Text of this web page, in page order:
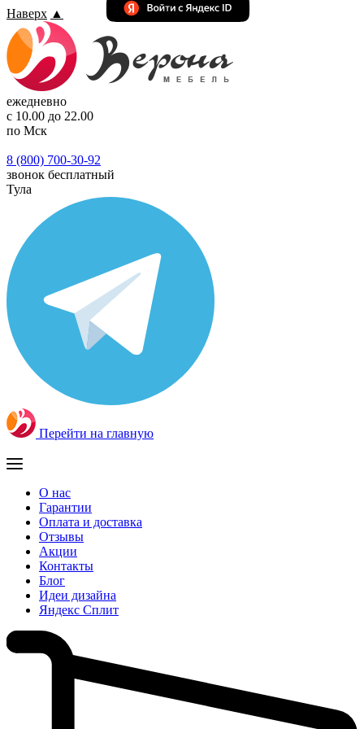
Наверх ▲
ежедневно
с 10.00 до 22.00
по Мск
8 (800) 700-30-92
звонок бесплатный
Тула
Перейти на главную
О нас
Гарантии
Оплата и доставка
Отзывы
Акции
Контакты
Блог
Идеи дизайна
Яндекс Сплит